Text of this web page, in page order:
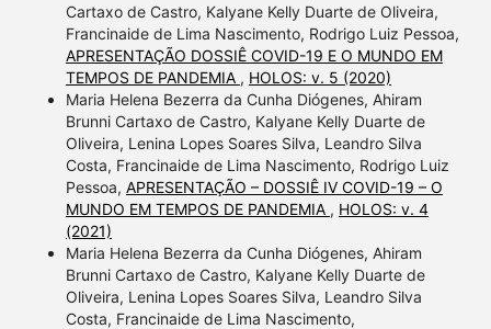
Cartaxo de Castro, Kalyane Kelly Duarte de Oliveira,
Francinaide de Lima Nascimento, Rodrigo Luiz Pessoa,
APRESENTAÇÃO DOSSIÊ COVID-19 E O MUNDO EM
TEMPOS DE PANDEMIA , HOLOS: v. 5 (2020)
Maria Helena Bezerra da Cunha Diógenes, Ahiram
Brunni Cartaxo de Castro, Kalyane Kelly Duarte de
Oliveira, Lenina Lopes Soares Silva, Leandro Silva
Costa, Francinaide de Lima Nascimento, Rodrigo Luiz
Pessoa, APRESENTAÇÃO – DOSSIÊ IV COVID-19 – O
MUNDO EM TEMPOS DE PANDEMIA , HOLOS: v. 4
(2021)
Maria Helena Bezerra da Cunha Diógenes, Ahiram
Brunni Cartaxo de Castro, Kalyane Kelly Duarte de
Oliveira, Lenina Lopes Soares Silva, Leandro Silva
Costa, Francinaide de Lima Nascimento,